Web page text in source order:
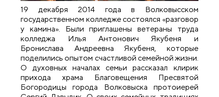
19 декабря 2014 года в Волковысском
государственном колледже состоялся «разговор
у камина». Были приглашены ветераны труда
колледжа Илья Антонович Якубеня и
Бронислава Андреевна Якубеня, которые
поделились опытом счастливой семейной жизни.
О духовных началах семьи рассказал клирик
прихода храма Благовещения Пресвятой
Богородицы города Волковыска протоиерей